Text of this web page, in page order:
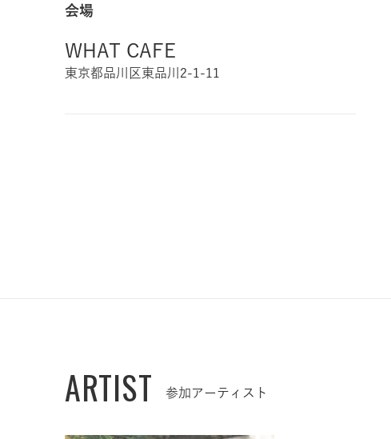
会場
WHAT CAFE
東京都品川区東品川2-1-11
ARTIST 参加アーティスト